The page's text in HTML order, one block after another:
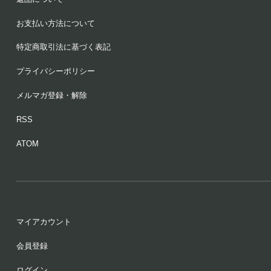
お支払い方法について
特定商取引法に基づく表記
プライバシーポリシー
メルマガ登録・解除
RSS
ATOM
マイアカウント
会員登録